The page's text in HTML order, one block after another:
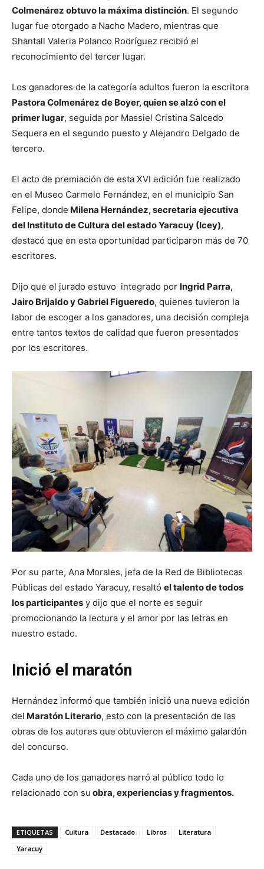
Colmenárez obtuvo la máxima distinción. El segundo
lugar fue otorgado a Nacho Madero, mientras que
Shantall Valeria Polanco Rodríguez recibió el
reconocimiento del tercer lugar.
Los ganadores de la categoría adultos fueron la escritora
Pastora Colmenárez de Boyer, quien se alzó con el
primer lugar, seguida por Massiel Cristina Salcedo
Sequera en el segundo puesto y Alejandro Delgado de
tercero.
El acto de premiación de esta XVI edición fue realizado
en el Museo Carmelo Fernández, en el municipio San
Felipe, donde Milena Hernández, secretaria ejecutiva
del Instituto de Cultura del estado Yaracuy (Icey),
destacó que en esta oportunidad participaron más de 70
escritores.
Dijo que el jurado estuvo integrado por Ingrid Parra,
Jairo Brijaldo y Gabriel Figueredo, quienes tuvieron la
labor de escoger a los ganadores, una decisión compleja
entre tantos textos de calidad que fueron presentados
por los escritores.
Por su parte, Ana Morales, jefa de la Red de Bibliotecas
Públicas del estado Yaracuy, resaltó el talento de todos
los participantes y dijo que el norte es seguir
promocionando la lectura y el amor por las letras en
nuestro estado.
Inició el maratón
Hernández informó que también inició una nueva edición
del Maratón Literario, esto con la presentación de las
obras de los autores que obtuvieron el máximo galardón
del concurso.
Cada uno de los ganadores narró al público todo lo
relacionado con su obra, experiencias y fragmentos.
ETIQUETAS Cultura Destacado Libros
Literatura
Yaracuy